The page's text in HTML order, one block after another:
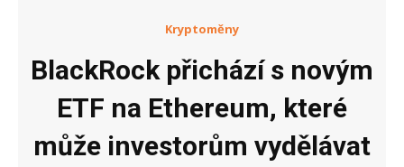
Kryptoměny
BlackRock přichází s novým
ETF na Ethereum, které
může investorům vydělávat